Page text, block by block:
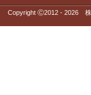
Copyright Ⓒ2012 - 2026 株